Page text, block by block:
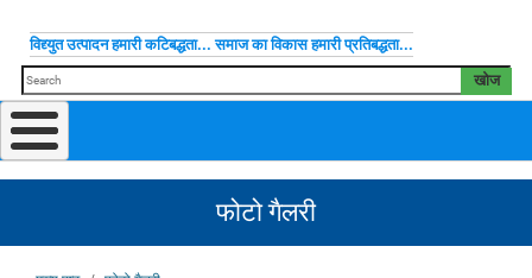
विद्द्युत उत्पादन हमारी कटिबद्धता... समाज का विकास हमारी प्रतिबद्धता...
खोज
फोटो गैलरी